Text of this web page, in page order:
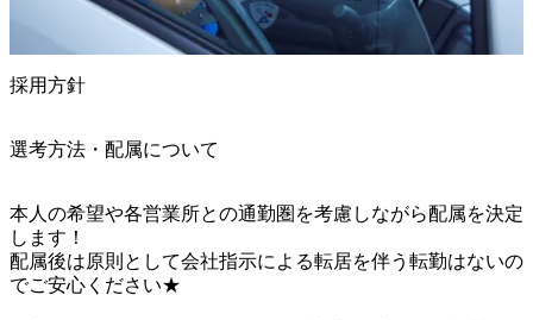
採用方針
選考方法・配属について
本人の希望や各営業所との通勤圏を考慮しながら配属を決定
します！
配属後は原則として会社指示による転居を伴う転勤はないの
でご安心ください★